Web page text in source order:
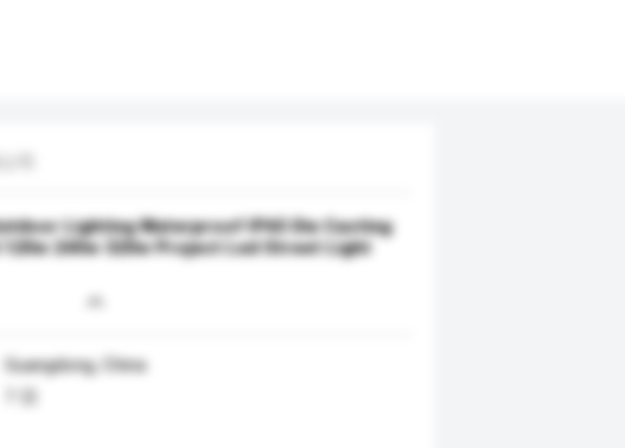
Lighting Waterproof IP65 Die Casting
240w 320w Project Led Street Light
Guangdong, China